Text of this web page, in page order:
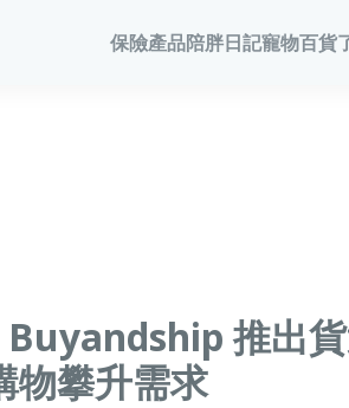
保險產品
網絡
索償
陪胖日記寵物百貨
推出
物攀升需求